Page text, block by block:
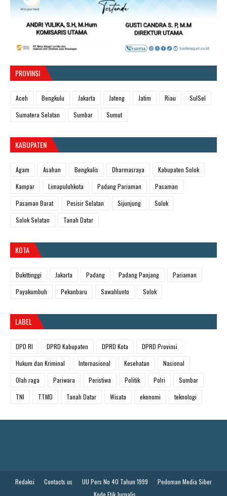
PROVINSI
Aceh Bengkulu Jakarta Jateng Jatim Riau
SulSel
Sumatera Selatan
Sumbar Sumut
KABUPATEN
Agam Asahan Bengkalis Dharmasraya
Kabupaten Solok
Kampar
Limapuluhkota Padang Pariaman
Pasaman
Pasaman Barat
Pesisir Selatan Sijunjung
Solok
Solok Selatan
Tanah Datar
KOTA
Bukittinggi Jakarta Padang Padang Panjang
Pariaman
Payakumbuh
Pekanbaru Sawahlunto Solok
LABEL
DPD RI DPRD Kabupaten DPRD Kota
DPRD Provinsi
Hukum dan Kriminal
Internasional Kesehatan
Nasional
Olah raga
Pariwara Peristiwa Politik Polri
Sumbar
TNI
TTMD Tanah Datar Wisata ekonomi teknologi
Redaksi Contacts us UU Pers No 40 Tahun 1999
Pedoman Media Siber
Kode Etik Jurnalis